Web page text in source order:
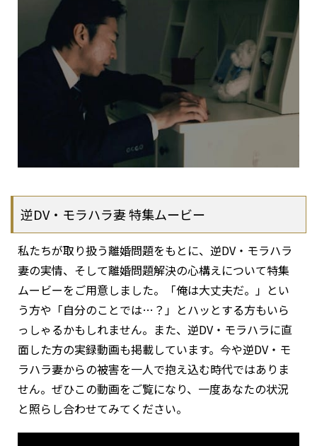
逆DV・モラハラ妻 特集ムービー
私たちが取り扱う離婚問題をもとに、逆DV・モラハラ
妻の実情、そして離婚問題解決の心構えについて特集
ムービーをご用意しました。「俺は大丈夫だ。」とい
う方や「自分のことでは…？」とハッとする方もいら
っしゃるかもしれません。また、逆DV・モラハラに直
面した方の実録動画も掲載しています。今や逆DV・モ
ラハラ妻からの被害を一人で抱え込む時代ではありま
せん。ぜひこの動画をご覧になり、一度あなたの状況
と照らし合わせてみてください。